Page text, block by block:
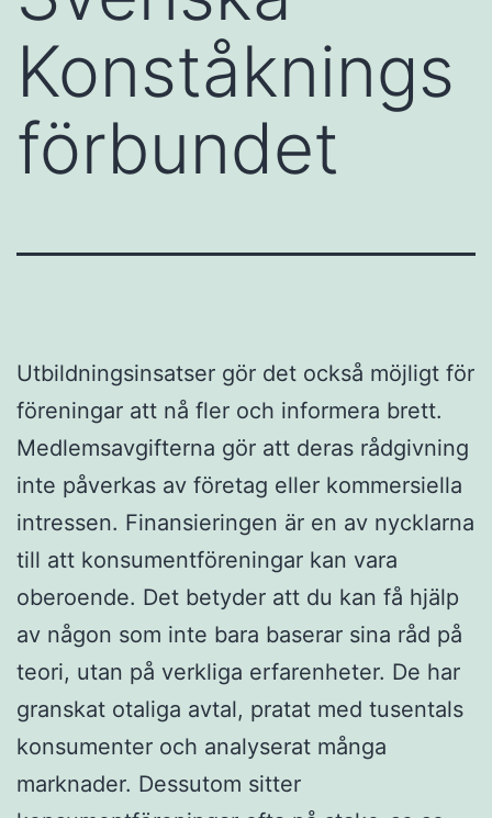
Konståknings
förbundet
Utbildningsinsatser gör det också möjligt för
föreningar att nå fler och informera brett.
Medlemsavgifterna gör att deras rådgivning
inte påverkas av företag eller kommersiella
intressen. Finansieringen är en av nycklarna
till att konsumentföreningar kan vara
oberoende. Det betyder att du kan få hjälp
av någon som inte bara baserar sina råd på
teori, utan på verkliga erfarenheter. De har
granskat otaliga avtal, pratat med tusentals
konsumenter och analyserat många
marknader. Dessutom sitter